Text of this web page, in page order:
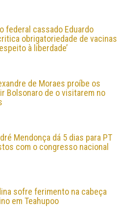
federal cassado Eduardo
obrigatoriedade de vacinas
à liberdade’
de Moraes proíbe os
Bolsonaro de o visitarem no
Mendonça dá 5 dias para PT
com o congresso nacional
sofre ferimento na cabeça
em Teahupoo